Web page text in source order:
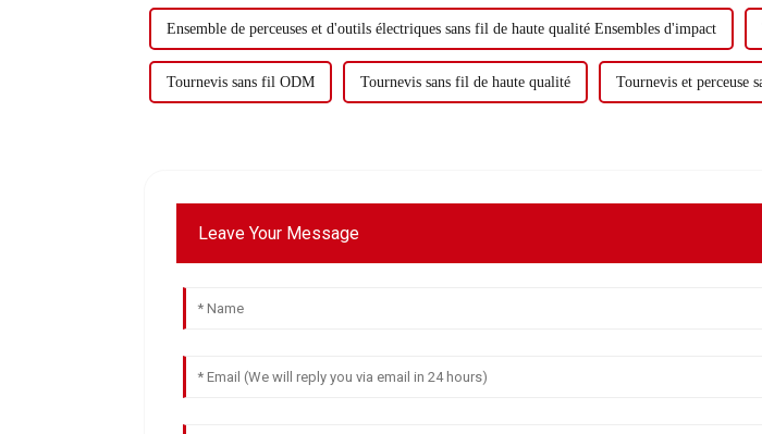
Ensemble de perceuses et d'outils électriques sans fil de haute qualité Ensembles d'impact
Tournevis sans fil ODM Tournevis sans fil de haute qualité Tournevis et perceuse
Leave Your Message